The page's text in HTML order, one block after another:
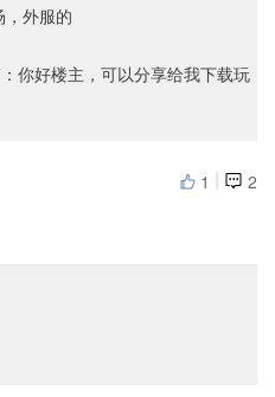
，外服的
你好楼主，可以分享给我下载玩
1 | 2